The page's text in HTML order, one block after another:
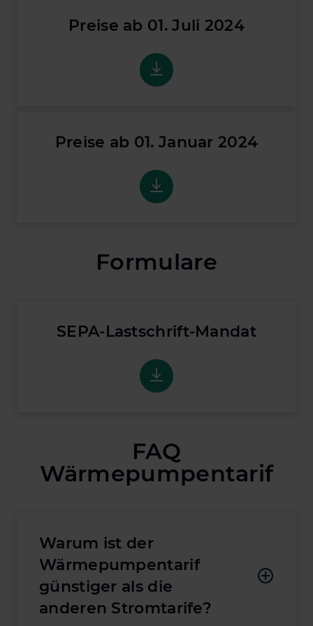
Preise ab 01. Juli 2024
Preise ab 01. Juli 2024
Preise ab 01. Januar 2024
Preise ab 01. Januar 2024
Formulare
SEPA-Lastschrift-Mandat
SEPA-Lastschrift-Mandat
FAQ
Wärmepumpentarif
Warum ist der
Wärmepumpentarif
günstiger als die
anderen Stromtarife?